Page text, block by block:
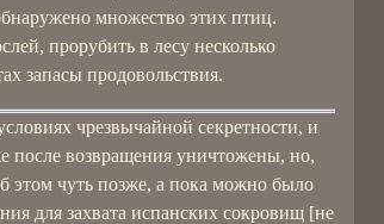
множество этих птиц.
прорубить в лесу несколько
запасы продовольствия.
чрезвычайной секретности, и
после возвращения уничтожены, но,
этом чуть позже, а пока можно было
для захвата испанских сокровищ [не